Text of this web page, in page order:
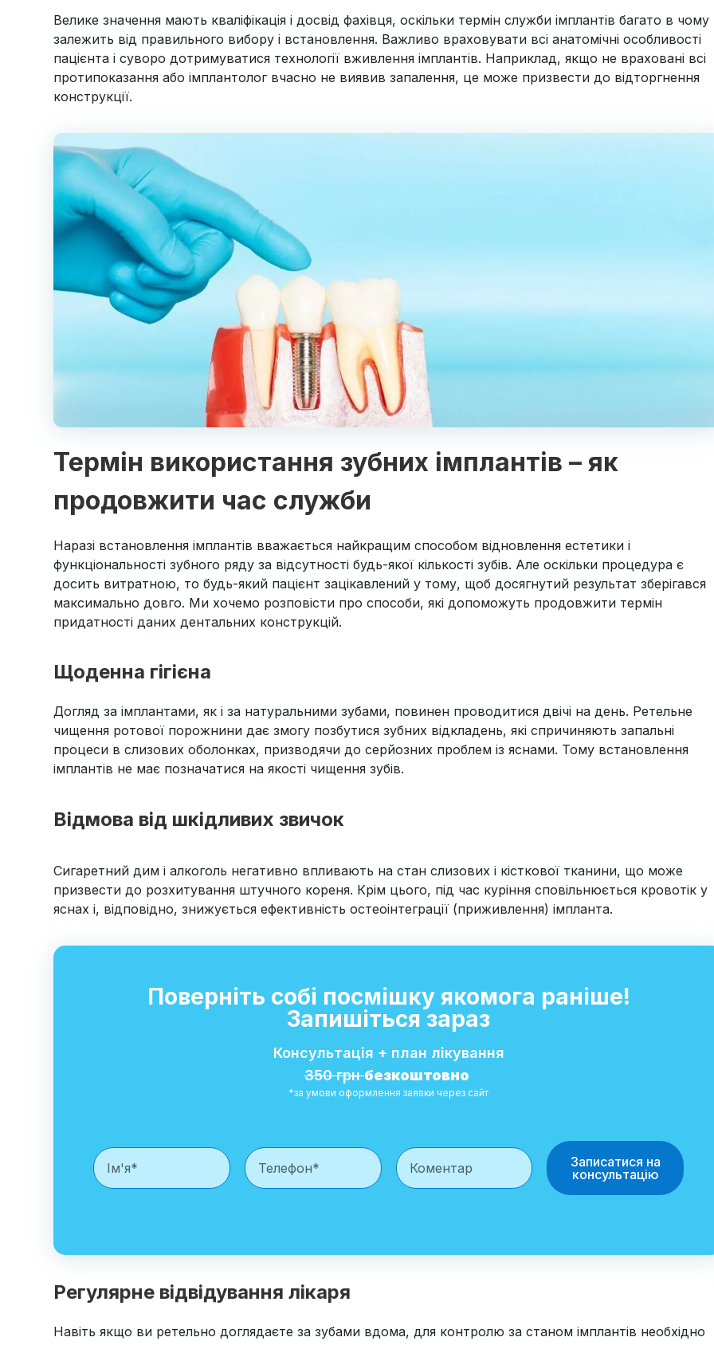
Велике значення мають кваліфікація і досвід фахівця, оскільки термін служби імплантів багато в чому
залежить від правильного вибору і встановлення. Важливо враховувати всі анатомічні особливості
пацієнта і суворо дотримуватися технології вживлення імплантів. Наприклад, якщо не враховані всі
протипоказання або імплантолог вчасно не виявив запалення, це може призвести до відторгнення
конструкції.
Термін використання зубних імплантів – як
продовжити час служби
Наразі встановлення імплантів вважається найкращим способом відновлення естетики і
функціональності зубного ряду за відсутності будь-якої кількості зубів. Але оскільки процедура є
досить витратною, то будь-який пацієнт зацікавлений у тому, щоб досягнутий результат зберігався
максимально довго. Ми хочемо розповісти про способи, які допоможуть продовжити термін
придатності даних дентальних конструкцій.
Щоденна гігієна
Догляд за імплантами, як і за натуральними зубами, повинен проводитися двічі на день. Ретельне
чищення ротової порожнини дає змогу позбутися зубних відкладень, які спричиняють запальні
процеси в слизових оболонках, призводячи до серйозних проблем із яснами. Тому встановлення
імплантів не має позначатися на якості чищення зубів.
Відмова від шкідливих звичок
Сигаретний дим і алкоголь негативно впливають на стан слизових і кісткової тканини, що може
призвести до розхитування штучного кореня. Крім цього, під час куріння сповільнюється кровотік у
яснах і, відповідно, знижується ефективність остеоінтеграції (приживлення) імпланта.
Поверніть собі посмішку якомога раніше!
Запишіться зараз
Консультація + план лікування
350 грнбезкоштовно
*за умови оформлення заявки через сайт
Записатися на
консультацію
Регулярне відвідування лікаря
Навіть якщо ви ретельно доглядаєте за зубами вдома, для контролю за станом імплантів необхідно